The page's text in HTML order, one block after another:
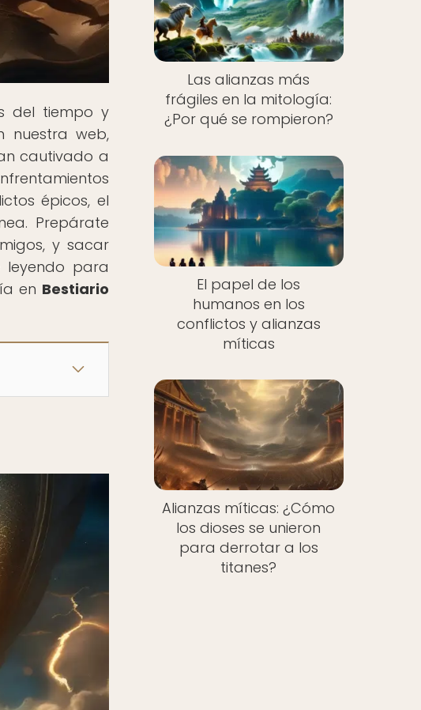
del tiempo y
nuestra web,
cautivado a
épicos, el
Prepárate
y sacar
leyendo para
en Bestiario
Las alianzas más
frágiles en la mitología:
¿Por qué se rompieron?
El papel de los
humanos en los
conflictos y alianzas
míticas
Alianzas míticas: ¿Cómo
los dioses se unieron
para derrotar a los
titanes?